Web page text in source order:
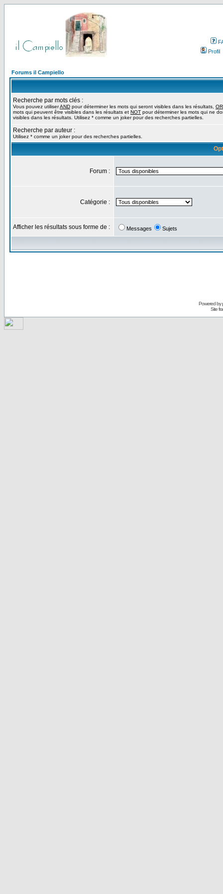
Profil
Forums il Campiello
Recherche par mots clés :
Vous pouvez utiliserAND pour déterminer les mots qui seront visibles dans les résultats, OR
mots qui peuvent être visibles dans les résultats et NOT pour déterminer les mots qui ne
visibles dans les résultats. Utilisez * comme un joker pour des recherches partielles.
Recherche par auteur :
Utilisez * comme un joker pour des recherches partielles.
Forum :
Catégorie :
Afficher les résultats sous forme de : Messages Sujets
Powered by
Site